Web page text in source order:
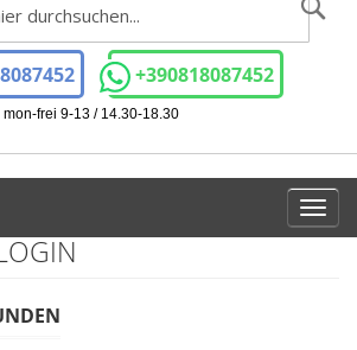
+390818087452
mon-frei 9-13 / 14.30-18.30